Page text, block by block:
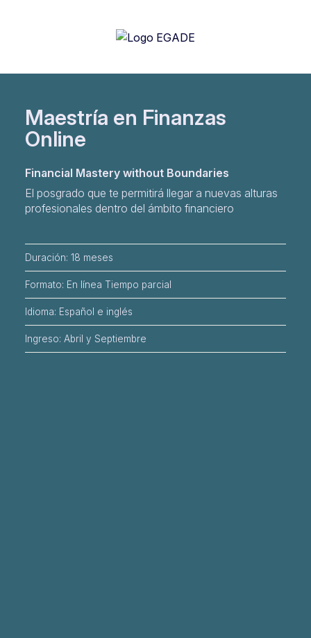
Maestría en Finanzas
Online
Financial Mastery without Boundaries
El posgrado que te permitirá llegar a nuevas alturas
profesionales dentro del ámbito financiero
Duración: 18 meses
Formato: En línea Tiempo parcial
Idioma: Español e inglés
Ingreso: Abril y Septiembre